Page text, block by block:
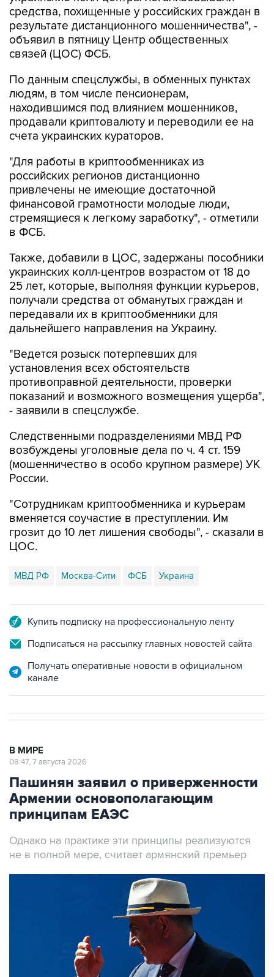
средства, похищенные у российских граждан в
результате дистанционного мошенничества", -
объявил в пятницу Центр общественных
связей (ЦОС) ФСБ.
По данным спецслужбы, в обменных пунктах
людям, в том числе пенсионерам,
находившимся под влиянием мошенников,
продавали криптовалюту и переводили ее на
счета украинских кураторов.
"Для работы в криптообменниках из
российских регионов дистанционно
привлечены не имеющие достаточной
финансовой грамотности молодые люди,
стремящиеся к легкому заработку", - отметили
в ФСБ.
Также, добавили в ЦОС, задержаны пособники
украинских колл-центров возрастом от 18 до
25 лет, которые, выполняя функции курьеров,
получали средства от обманутых граждан и
передавали их в криптообменники для
дальнейшего направления на Украину.
"Ведется розыск потерпевших для
установления всех обстоятельств
противоправной деятельности, проверки
показаний и возможного возмещения ущерба",
- заявили в спецслужбе.
Следственными подразделениями МВД РФ
возбуждены уголовные дела по ч. 4 ст. 159
(мошенничество в особо крупном размере) УК
России.
"Сотрудникам криптообменника и курьерам
вменяется соучастие в преступлении. Им
грозит до 10 лет лишения свободы", - сказали в
ЦОС.
МВД РФ Москва-Сити ФСБ Украина
Купить подписку на профессиональную ленту
Подписаться на рассылку главных новостей сайта
Получать оперативные новости в официальном
канале
В МИРЕ
08:47, 7 августа 2026
Пашинян заявил о приверженности
Армении основополагающим
принципам ЕАЭС
Однако на практике эти принципы реализуются
не в полной мере, считает армянский премьер